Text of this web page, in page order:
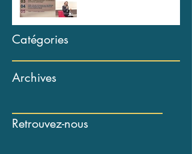
Catégories
Retrouvez-nous
Archives